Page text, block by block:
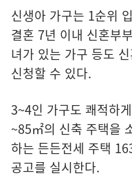
신생아 가구는 1순위
결혼 7년 이내 신혼부
녀가 있는 가구 등도
신청할 수 있다.
3~4인 가구도 쾌적하
~85㎡의 신축 주택을
하는 든든전세 주택
공고를 실시한다.